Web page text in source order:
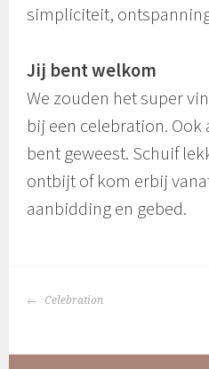
simpliciteit,
Jij bent welkom
We zouden het super
bij een celebration.
bent geweest. Schuif
ontbijt of kom erbij
aanbidding en gebed.
Celebration